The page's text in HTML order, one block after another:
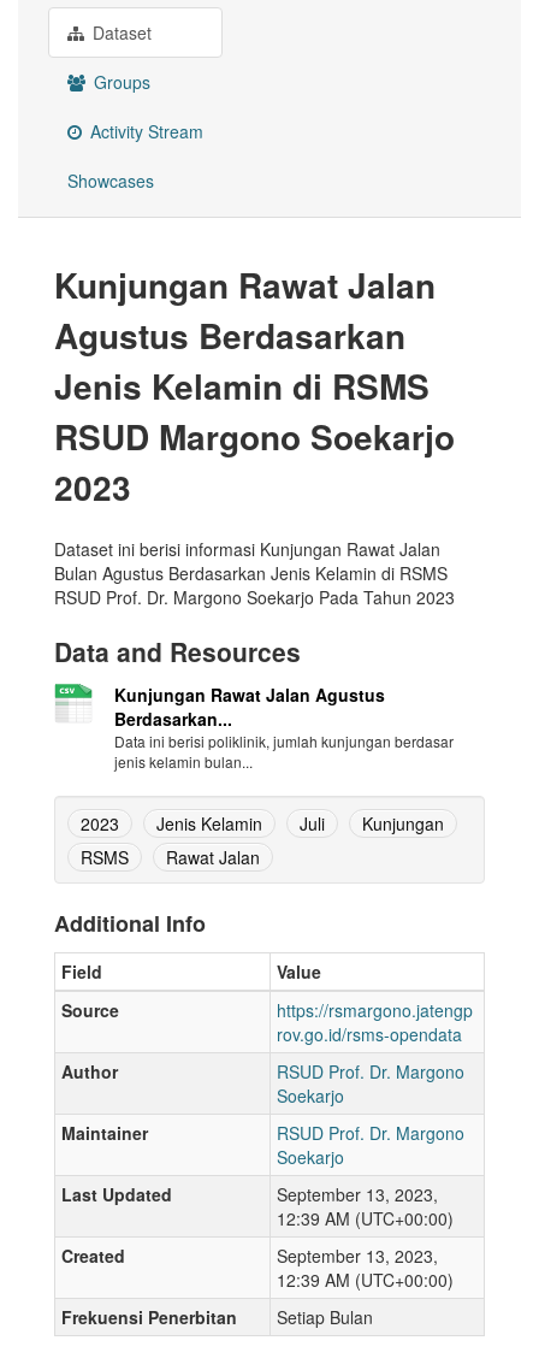
Dataset
Groups
Activity Stream
Showcases
Kunjungan Rawat Jalan
Agustus Berdasarkan
Jenis Kelamin di RSMS
RSUD Margono Soekarjo
2023
Dataset ini berisi informasi Kunjungan Rawat Jalan
Bulan Agustus Berdasarkan Jenis Kelamin di RSMS
RSUD Prof. Dr. Margono Soekarjo Pada Tahun 2023
Data and Resources
Kunjungan Rawat Jalan Agustus
Berdasarkan...
Data ini berisi poliklinik, jumlah kunjungan berdasar
jenis kelamin bulan...
2023 Jenis Kelamin Juli
Kunjungan
RSMS
Rawat Jalan
Additional Info
Field
Value
Source
https://rsmargono.jatengp
rov.go.id/rsms-opendata
Author
RSUD Prof. Dr. Margono
Soekarjo
Maintainer
RSUD Prof. Dr. Margono
Soekarjo
Last Updated
September 13, 2023,
12:39 AM (UTC+00:00)
Created
September 13, 2023,
12:39 AM (UTC+00:00)
Frekuensi Penerbitan
Setiap Bulan